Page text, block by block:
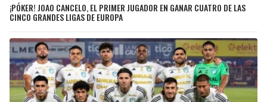
¡PÓKER! JOAO CANCELO, EL PRIMER JUGADOR EN GANAR CUATRO DE LAS
CINCO GRANDES LIGAS DE EUROPA